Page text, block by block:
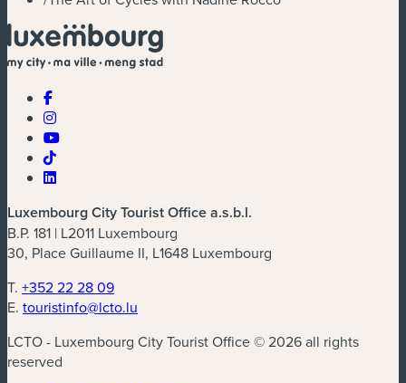
Luxembourg City Tourist Office a.s.b.l.
B.P. 181 | L2011 Luxembourg
30, Place Guillaume II, L1648 Luxembourg
T. +352 22 28 09
E. touristinfo@lcto.lu
LCTO - Luxembourg City Tourist Office © 2026 all rights
reserved